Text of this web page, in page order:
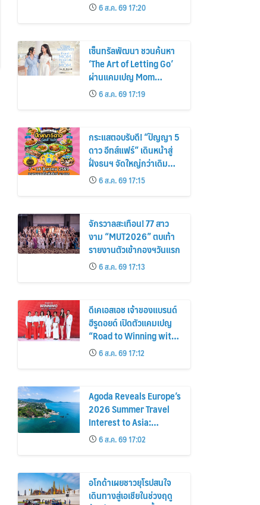
6 ส.ค. 69 17:20
เซ็นทรัลพัฒนา ชวนค้นหา
‘The Art of Letting Go’
ผ่านแคมเปญ Mom
Moments: Proud Mom.
Proud of My Mom.
6 ส.ค. 69 17:19
กระแสตอบรับดี! “ปัญญา 5
ดาว อีทส์แฟร์” เดินหน้าสู่
ฝั่งธนฯ จัดใหญ่กว่าเดิม
ร้านเด็ดเพิ่ม อิ่มฟิน 10 วัน
เต็ม!
6 ส.ค. 69 17:15
จักรวาลสะเทือน! 77 สาว
งาม “MUT2026” ตบเท้า
รายงานตัวเข้ากองฯวันแรก
6 ส.ค. 69 17:13
ดีเคเอสเอช เจ้าของแบรนด์
ฮีรูดอยด์ เปิดตัวแคมเปญ
“Road to Winning with
the MPS Science”
6 ส.ค. 69 17:12
Agoda Reveals Europe’s
2026 Summer Travel
Interest to Asia:
Bangkok, Koh Samui,
and Pattaya Among the
Top Cities
6 ส.ค. 69 17:02
อโกด้าเผยชาวยุโรปสนใจ
เดินทางสู่เอเชียในช่วงฤดู